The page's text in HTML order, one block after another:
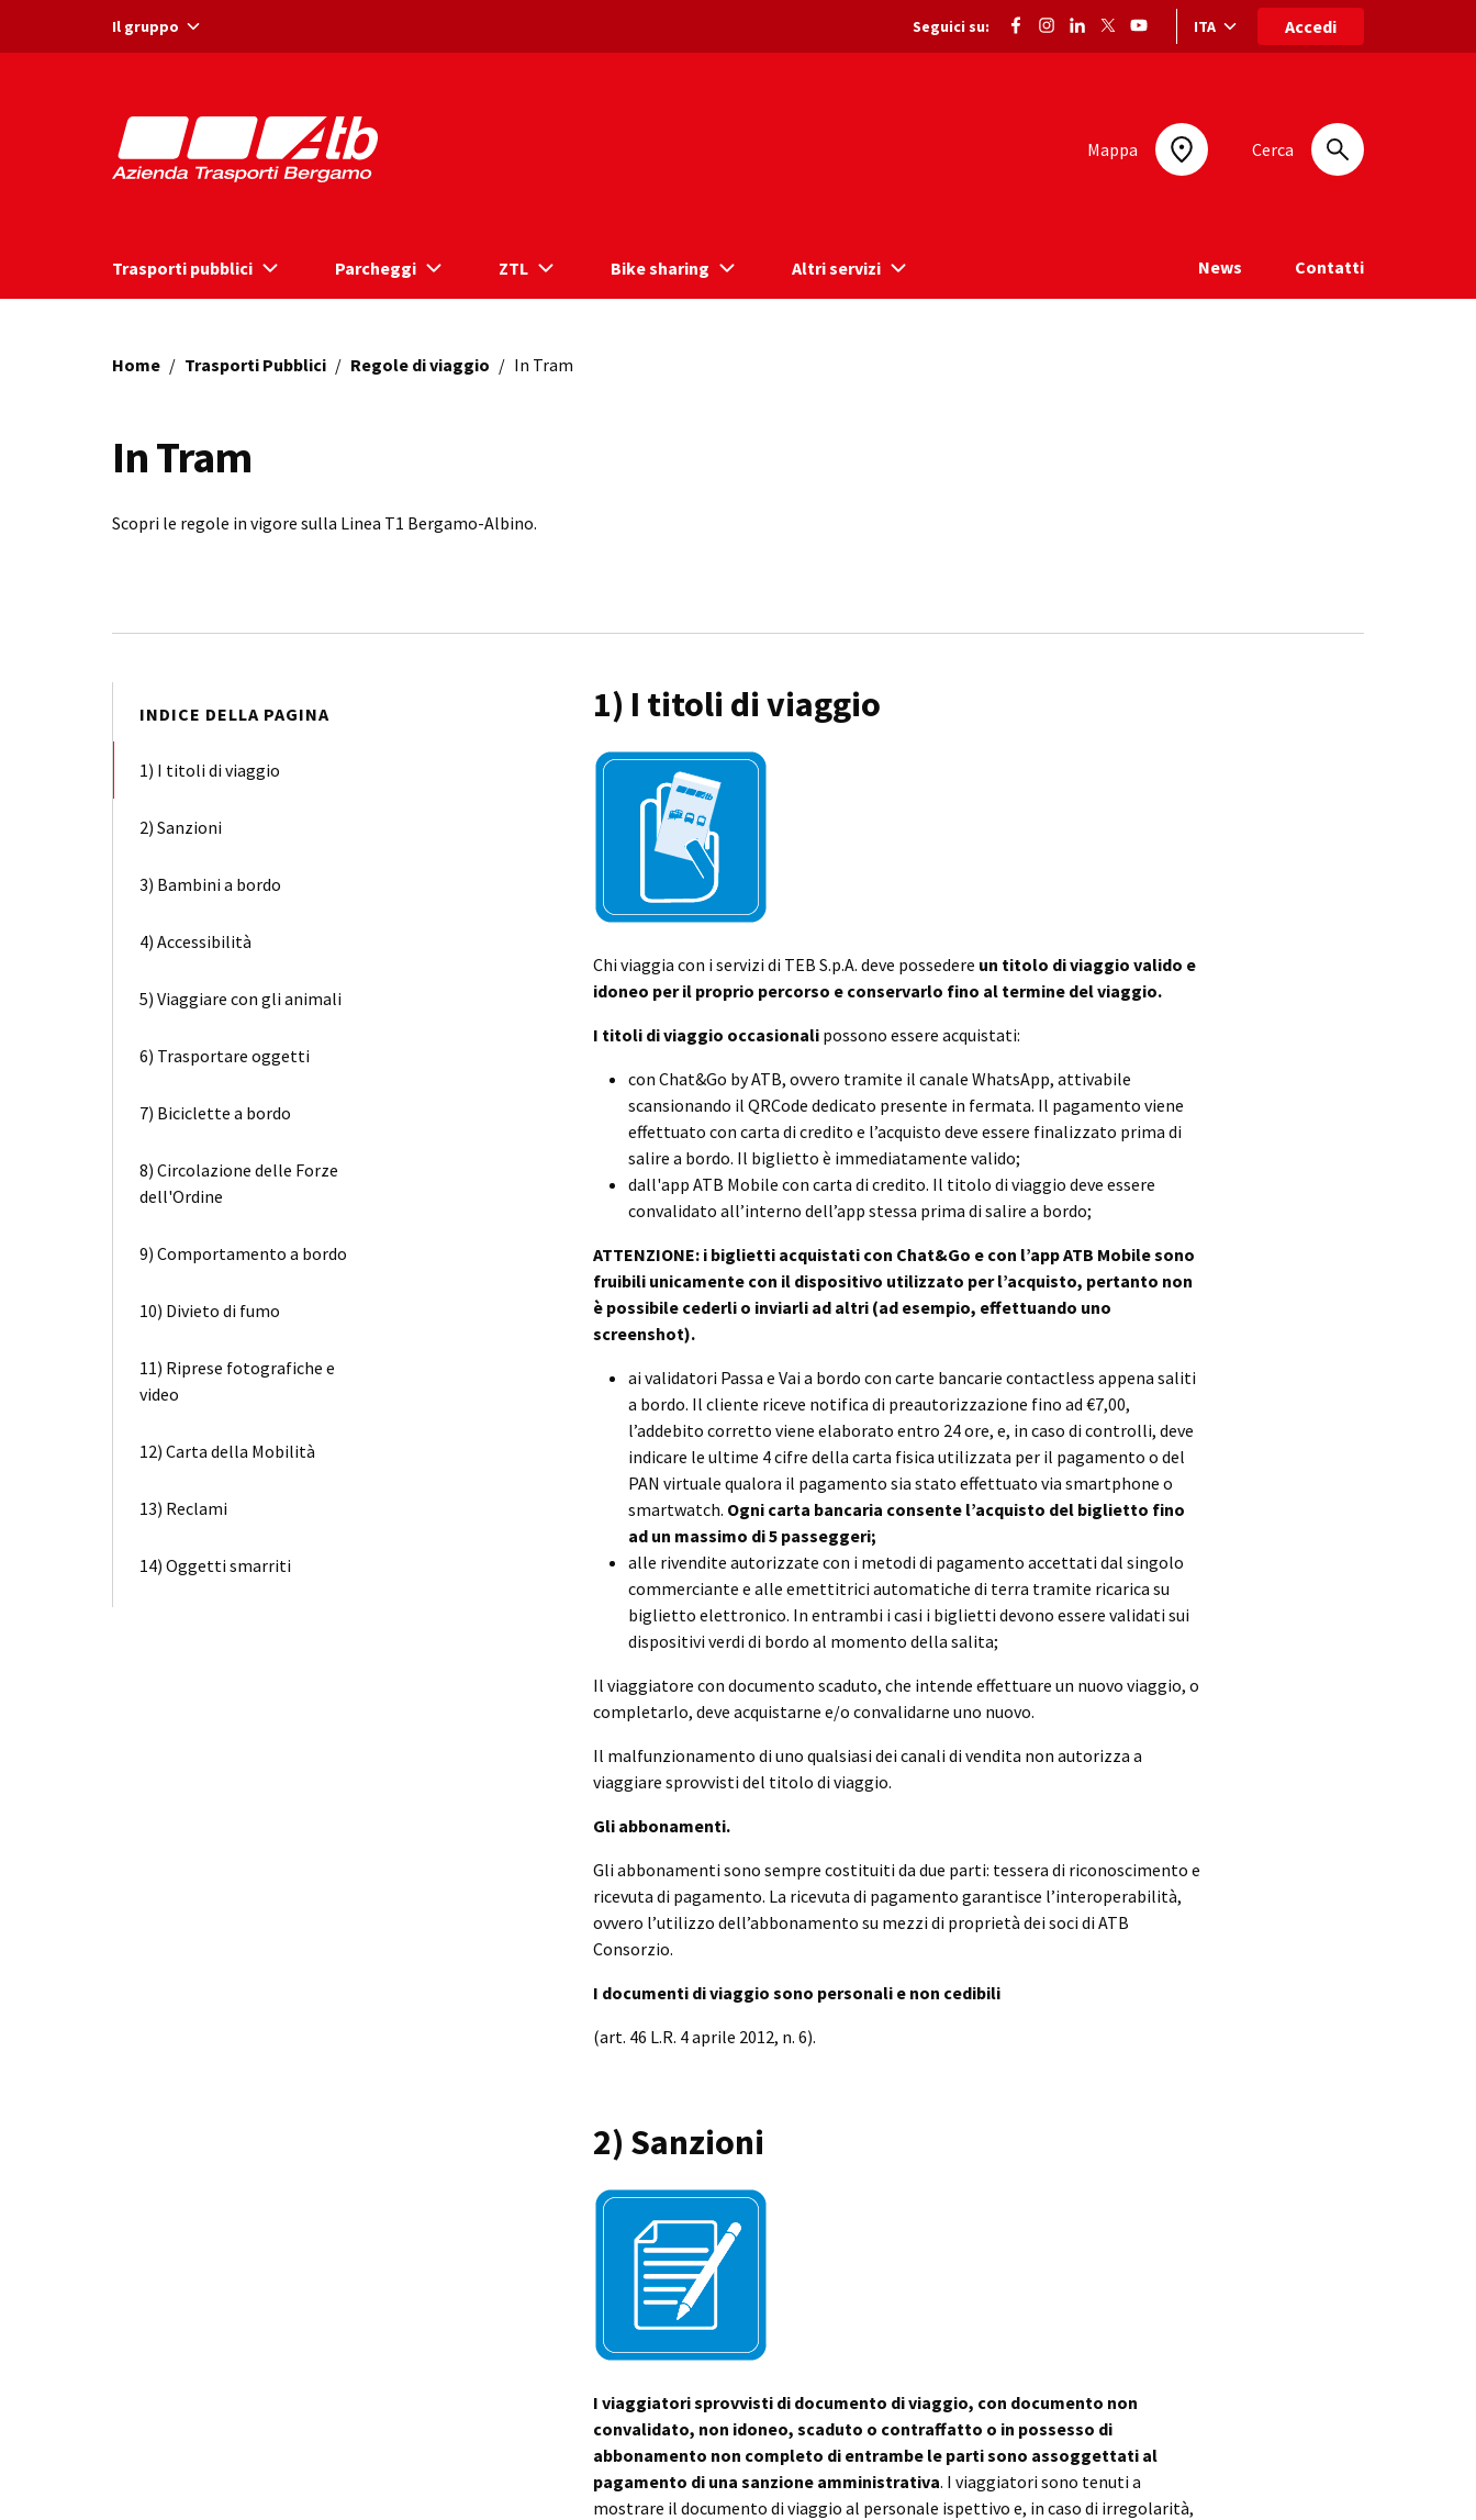
Il gruppo Seguici su: Selezione lingua: lingua selezionata
ITA Accedi
Mappa Cerca
Trasporti pubblici Parcheggi ZTL Bike sharing Altri servizi News Contatti
Home / Trasporti Pubblici / Regole di viaggio / In Tram
In Tram
Scopri le regole in vigore sulla Linea T1 Bergamo-Albino.
INDICE DELLA PAGINA
1) I titoli di viaggio
2) Sanzioni
3) Bambini a bordo
4) Accessibilità
5) Viaggiare con gli animali
6) Trasportare oggetti
7) Biciclette a bordo
8) Circolazione delle Forze
dell'Ordine
9) Comportamento a bordo
10) Divieto di fumo
11) Riprese fotografiche e
video
12) Carta della Mobilità
13) Reclami
14) Oggetti smarriti
1) I titoli di viaggio
Chi viaggia con i servizi di TEB S.p.A. deve possedere un titolo di viaggio valido e
idoneo per il proprio percorso e conservarlo fino al termine del viaggio.
I titoli di viaggio occasionali possono essere acquistati:
con Chat&Go by ATB, ovvero tramite il canale WhatsApp, attivabile
scansionando il QRCode dedicato presente in fermata. Il pagamento viene
effettuato con carta di credito e l’acquisto deve essere finalizzato prima di
salire a bordo. Il biglietto è immediatamente valido;
dall'app ATB Mobile con carta di credito. Il titolo di viaggio deve essere
convalidato all’interno dell’app stessa prima di salire a bordo;
ATTENZIONE: i biglietti acquistati con Chat&Go e con l’app ATB Mobile sono
fruibili unicamente con il dispositivo utilizzato per l’acquisto, pertanto non
è possibile cederli o inviarli ad altri (ad esempio, effettuando uno
screenshot).
ai validatori Passa e Vai a bordo con carte bancarie contactless appena saliti
a bordo. Il cliente riceve notifica di preautorizzazione fino ad €7,00,
l’addebito corretto viene elaborato entro 24 ore, e, in caso di controlli, deve
indicare le ultime 4 cifre della carta fisica utilizzata per il pagamento o del
PAN virtuale qualora il pagamento sia stato effettuato via smartphone o
smartwatch. Ogni carta bancaria consente l’acquisto del biglietto fino
ad un massimo di 5 passeggeri;
alle rivendite autorizzate con i metodi di pagamento accettati dal singolo
commerciante e alle emettitrici automatiche di terra tramite ricarica su
biglietto elettronico. In entrambi i casi i biglietti devono essere validati sui
dispositivi verdi di bordo al momento della salita;
Il viaggiatore con documento scaduto, che intende effettuare un nuovo viaggio, o
completarlo, deve acquistarne e/o convalidarne uno nuovo.
Il malfunzionamento di uno qualsiasi dei canali di vendita non autorizza a
viaggiare sprovvisti del titolo di viaggio.
Gli abbonamenti.
Gli abbonamenti sono sempre costituiti da due parti: tessera di riconoscimento e
ricevuta di pagamento. La ricevuta di pagamento garantisce l’interoperabilità,
ovvero l’utilizzo dell’abbonamento su mezzi di proprietà dei soci di ATB
Consorzio.
I documenti di viaggio sono personali e non cedibili
(art. 46 L.R. 4 aprile 2012, n. 6).
2) Sanzioni
I viaggiatori sprovvisti di documento di viaggio, con documento non
convalidato, non idoneo, scaduto o contraffatto o in possesso di
abbonamento non completo di entrambe le parti sono assoggettati al
pagamento di una sanzione amministrativa. I viaggiatori sono tenuti a
mostrare il documento di viaggio al personale ispettivo e, in caso di irregolarità,